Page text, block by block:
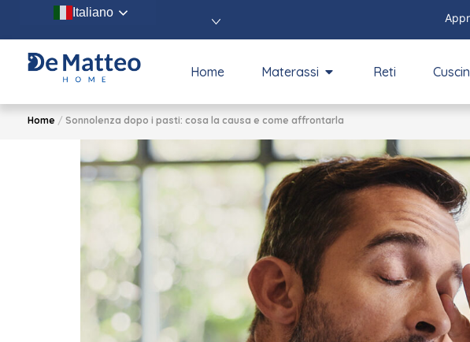
Italiano
Home Materassi Reti
Home / Sonnolenza dopo i pasti: cosa la causa e come affrontarla